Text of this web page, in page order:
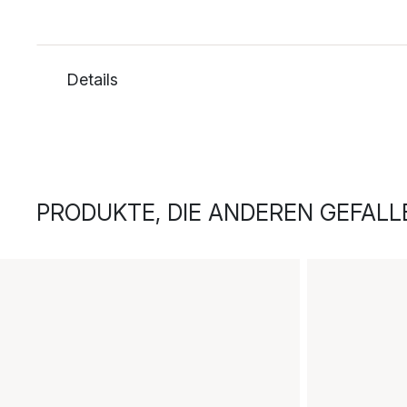
Details
PRODUKTE, DIE ANDEREN